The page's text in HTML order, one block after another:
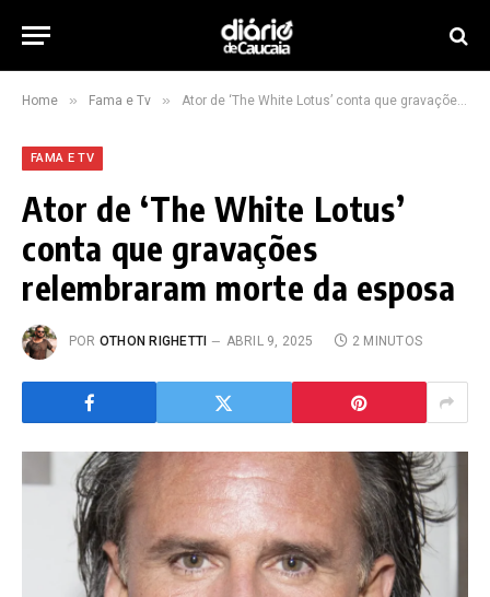
Home » Fama e Tv » Ator de ‘The White Lotus’ conta que gravações relembraram morte da esposa
FAMA E TV
Ator de ‘The White Lotus’
conta que gravações
relembraram morte da esposa
POR OTHON RIGHETTI ABRIL 9, 2025 2 MINUTOS